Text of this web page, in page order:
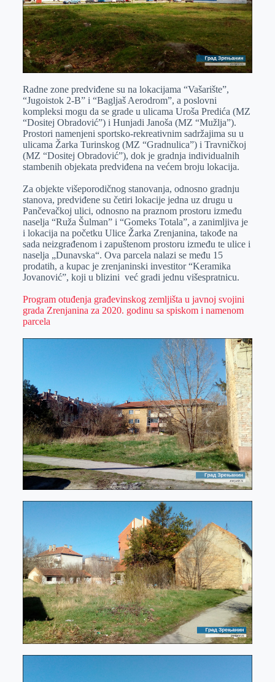
Radne zone predviđene su na lokacijama “Vašarište”,
“Jugoistok 2-B” i “Bagljaš Aerodrom”, a poslovni
kompleksi mogu da se grade u ulicama Uroša Predića (MZ
“Dositej Obradović”) i Hunjadi Janoša (MZ “Mužlja”).
Prostori namenjeni sportsko-rekreativnim sadržajima su u
ulicama Žarka Turinskog (MZ “Gradnulica”) i Travničkoj
(MZ “Dositej Obradović”), dok je gradnja individualnih
stambenih objekata predviđena na većem broju lokacija.
Za objekte višeporodičnog stanovanja, odnosno gradnju
stanova, predviđene su četiri lokacije jedna uz drugu u
Pančevačkoj ulici, odnosno na praznom prostoru između
naselja “Ruža Šulman” i “Gomeks Totala”, a zanimljiva je
i lokacija na početku Ulice Žarka Zrenjanina, takođe na
sada neizgrađenom i zapuštenom prostoru između te ulice i
naselja „Dunavska“. Ova parcela nalazi se među 15
prodatih, a kupac je zrenjaninski investitor “Keramika
Jovanović”, koji u blizini već gradi jednu višespratnicu.
Program otuđenja građevinskog zemljišta u javnoj svojini
grada Zrenjanina za 2020. godinu sa spiskom i namenom
parcela